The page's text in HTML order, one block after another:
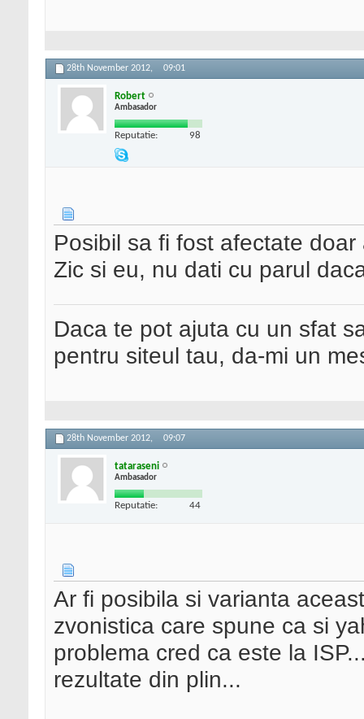
28th November 2012, 09:01
Robert
Ambasador
Reputatie: 98
Posibil sa fi fost afectate
Zic si eu, nu dati cu parul
Daca te pot ajuta cu un sfat
pentru siteul tau, da-mi un
28th November 2012, 09:07
tataraseni
Ambasador
Reputatie: 44
Ar fi posibila si varianta
zvonistica care spune ca si
problema cred ca este la
rezultate din plin...